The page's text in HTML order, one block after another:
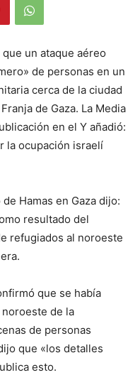
un ataque aéreo
de personas en un
cerca de la ciudad
de Gaza. La Media
en el Y añadió:
la ocupación israelí
Hamas en Gaza dijo:
resultado del
refugiados al noroeste
que se había
de la
de personas
que «los detalles
esto.